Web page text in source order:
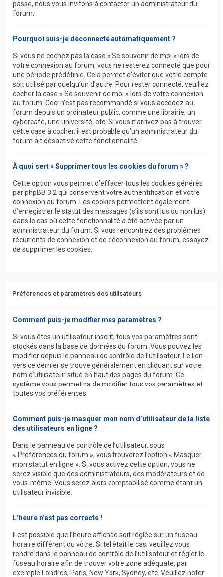
passe, nous vous invitons à contacter un administrateur du
forum.
Pourquoi suis-je déconnecté automatiquement ?
Si vous ne cochez pas la case « Se souvenir de moi » lors de
votre connexion au forum, vous ne resterez connecté que pour
une période prédéfinie. Cela permet d’éviter que votre compte
soit utilisé par quelqu’un d’autre. Pour rester connecté, veuillez
cocher la case « Se souvenir de moi » lors de votre connexion
au forum. Ceci n’est pas recommandé si vous accédez au
forum depuis un ordinateur public, comme une librairie, un
cybercafé, une université, etc. Si vous n’arrivez pas à trouver
cette case à cocher, il est probable qu’un administrateur du
forum ait désactivé cette fonctionnalité.
À quoi sert « Supprimer tous les cookies du forum » ?
Cette option vous permet d’effacer tous les cookies générés
par phpBB 3.2 qui conservent votre authentification et votre
connexion au forum. Les cookies permettent également
d’enregistrer le statut des messages (s’ils sont lus ou non lus)
dans le cas où cette fonctionnalité a été activée par un
administrateur du forum. Si vous rencontrez des problèmes
récurrents de connexion et de déconnexion au forum, essayez
de supprimer les cookies.
Préférences et paramètres des utilisateurs
Comment puis-je modifier mes paramètres ?
Si vous êtes un utilisateur inscrit, tous vos paramètres sont
stockés dans la base de données du forum. Vous pouvez les
modifier depuis le panneau de contrôle de l’utilisateur. Le lien
vers ce dernier se trouve généralement en cliquant sur votre
nom d’utilisateur situé en haut des pages du forum. Ce
système vous permettra de modifier tous vos paramètres et
toutes vos préférences.
Comment puis-je masquer mon nom d’utilisateur de la liste
des utilisateurs en ligne ?
Dans le panneau de contrôle de l’utilisateur, sous
« Préférences du forum », vous trouverez l’option « Masquer
mon statut en ligne ». Si vous activez cette option, vous ne
serez visible que des administrateurs, des modérateurs et de
vous-même. Vous serez alors comptabilisé comme étant un
utilisateur invisible.
L’heure n’est pas correcte !
Il est possible que l’heure affichée soit réglée sur un fuseau
horaire différent du vôtre. Si tel était le cas, veuillez vous
rendre dans le panneau de contrôle de l’utilisateur et régler le
fuseau horaire afin de trouver votre zone adéquate, par
exemple Londres, Paris, New York, Sydney, etc. Veuillez noter